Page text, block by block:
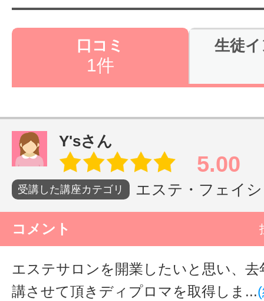
特集をみる
掲載のお問
サイトマッ
口コミ
1件
生徒
Y'sさん
5.00
受講した講座カテゴリ エステ・フェイ
コメント
エステサロンを開業したいと思い、去
講させて頂きディプロマを取得しま...